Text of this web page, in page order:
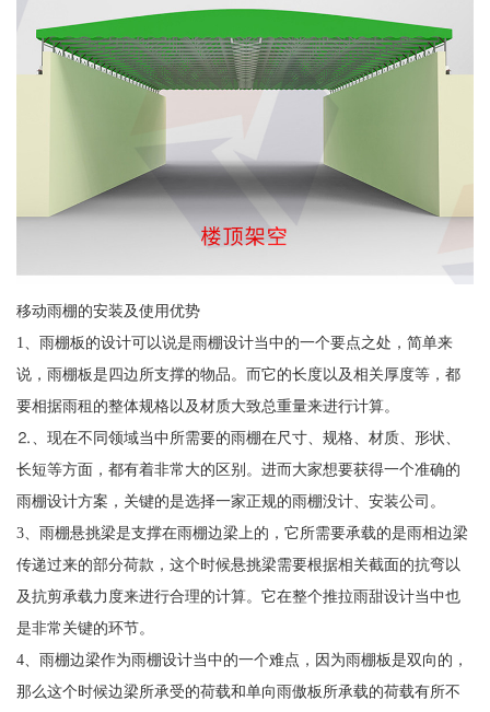
移动雨棚的安装及使用优势
1、雨棚板的设计可以说是雨棚设计当中的一个要点之处，简单来
说，雨棚板是四边所支撑的物品。而它的长度以及相关厚度等，都
要相据雨租的整体规格以及材质大致总重量来进行计算。
⒉、现在不同领域当中所需要的雨棚在尺寸、规格、材质、形状、
长短等方面，都有着非常大的区别。进而大家想要获得一个准确的
雨棚设计方案，关键的是选择一家正规的雨棚没计、安装公司。
3、雨棚悬挑梁是支撑在雨棚边梁上的，它所需要承载的是雨相边梁
传递过来的部分荷款，这个时候悬挑梁需要根据相关截面的抗弯以
及抗剪承载力度来进行合理的计算。它在整个推拉雨甜设计当中也
是非常关键的环节。
4、雨棚边梁作为雨棚设计当中的一个难点，因为雨棚板是双向的，
那么这个时候边梁所承受的荷载和单向雨傲板所承载的荷载有所不